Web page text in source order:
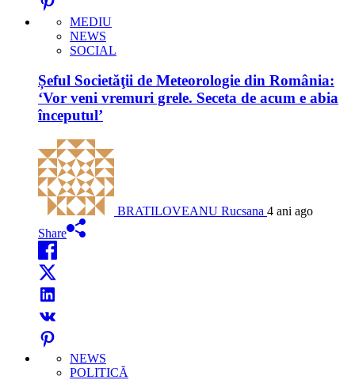
MEDIU
NEWS
SOCIAL
Șeful Societăţii de Meteorologie din România:
‘Vor veni vremuri grele. Seceta de acum e abia
începutul’
BRATILOVEANU Rucsana 4 ani ago
Share
NEWS
POLITICĂ